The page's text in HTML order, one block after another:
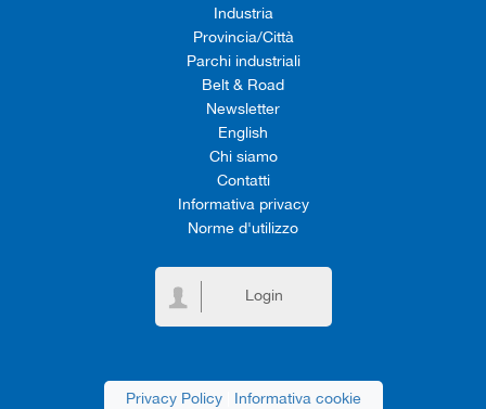
Industria
Provincia/Città
Parchi industriali
Belt & Road
Newsletter
English
Chi siamo
Contatti
Informativa privacy
Norme d'utilizzo
Login
Privacy Policy| Informativa cookie